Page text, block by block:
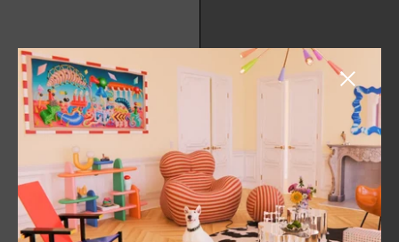
Schließen